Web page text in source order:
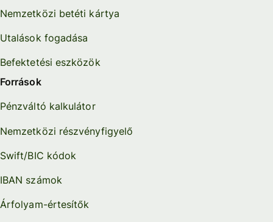
Nemzetközi betéti kártya
Utalások fogadása
Befektetési eszközök
Források
Pénzváltó kalkulátor
Nemzetközi részvényfigyelő
Swift/BIC kódok
IBAN számok
Árfolyam-értesítők